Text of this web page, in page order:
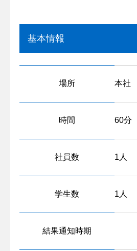
基本情報
場所 本社
時間 60分
社員数 1人
学生数 1人
結果通知時期